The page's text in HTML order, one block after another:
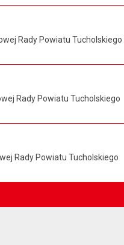
Rady Powiatu Tucholskiego
Rady Powiatu Tucholskiego
Rady Powiatu Tucholskiego